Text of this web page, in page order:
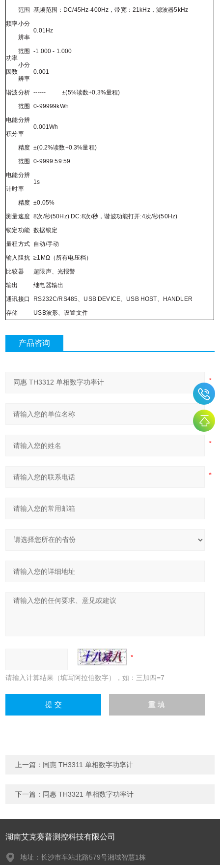
频率
范围 基频范围： DC/45Hz-400Hz ，带宽： 21kHz，滤波器5kHz
小分
辨率
0.01Hz
功率
因数
范围 -1.000 - 1.000
小分
辨率
0.001
谐波分析 ------ ±(5%读数+0.3%量程)
电能
积分
范围 0-99999kWh
分辨
率
0.001Wh
精度 ±(0.2%读数+0.3%量程)
电能
计时
范围 0-9999:59:59
分辨
率
1s
精度 ±0.05%
测量速度 8次/秒(50Hz)DC:8次/秒，谐波功能打开:4次/秒(50Hz)
锁定功能 数据锁定
量程方式 自动/手动
输入阻抗 ≥1MΩ（所有电压档）
比较器
超限声、光报警
输出
继电器输出
通讯接口
RS232C/RS485 USB DEVICE USB HOST
HANDLER
存储
USB波形、设置文件
产品咨询
请输入计算结果（填写阿拉伯数字），如：三加四=7
上一篇： 同惠 TH3311 单相数字功率计
下一篇： 同惠 TH3321 单相数字功率计
湖南艾克赛普测控科技有限公司
地址：长沙市车站北路579号湘域智慧1栋